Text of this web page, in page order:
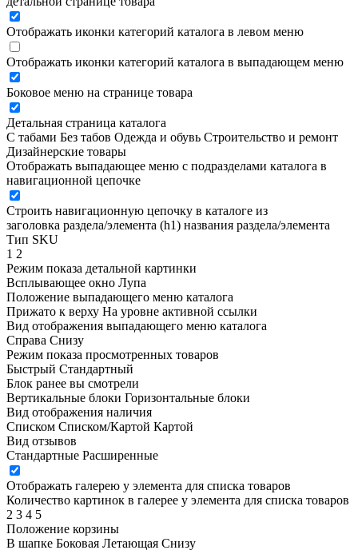
Отображать иконки категорий каталога в левом меню
Отображать иконки категорий каталога в выпадающем меню
Боковое меню на странице товара
Детальная страница каталога
С табами Без табов Одежда и обувь Строительство и ремонт
Дизайнерские товары
Отображать выпадающее меню с подразделами каталога в
навигационной цепочке
Строить навигационную цепочку в каталоге из
заголовка раздела/элемента (h1) названия раздела/элемента
Тип SKU
1 2
Режим показа детальной картинки
Всплывающее окно Лупа
Положение выпадающего меню каталога
Прижато к верху На уровне активной ссылки
Вид отображения выпадающего меню каталога
Справа Снизу
Режим показа просмотренных товаров
Быстрый Стандартный
Блок ранее вы смотрели
Вертикальные блоки Горизонтальные блоки
Вид отображения наличия
Списком Списком/Картой Картой
Вид отзывов
Стандартные Расширенные
Отображать галерею у элемента для списка товаров
Количество картинок в галерее у элемента для списка товаров
2 3 4 5
Положение корзины
В шапке Боковая Летающая Снизу